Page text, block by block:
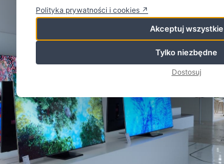
Polityka prywatności i cookies ↗
Akceptuj wszystkie
Tylko niezbędne
Dostosuj